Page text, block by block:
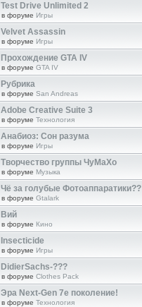
Test Drive Unlimited 2
в форуме Игры
Velvet Assassin
в форуме Игры
Прохождение GTA IV
в форуме GTA IV
Рубрика
в форуме San Andreas
Adobe Creative Suite 3
в форуме Технология
Анабиоз: Сон разума
в форуме Игры
Творчество группы ЧуМаХо
в форуме Музыка
Чё за голубые Фотоаппаратики??
в форуме Gtalark
Вий
в форуме Кино
Insecticide
в форуме Игры
DidierSachs-???
в форуме Clothes Pack
Эра Next-Gen 7е поколение!
в форуме Технология